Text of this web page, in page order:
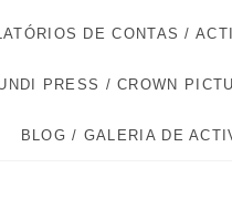
DE CONTAS /
PRESS / CROWN
BLOG / GALERIA DE